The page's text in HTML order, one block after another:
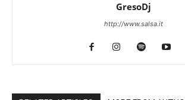
GresoDj
http://www.salsa.it